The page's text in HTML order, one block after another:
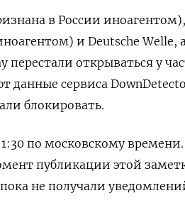
в России иноагентом),
и Deutsche
перестали открываться у
данные сервиса
блокировать.
по московскому времени
публикации этой
не получали